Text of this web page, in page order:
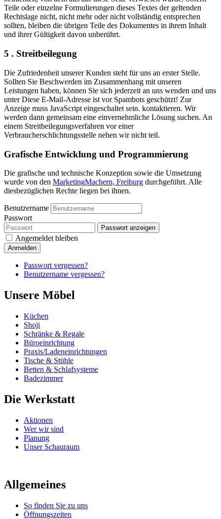
Teile oder einzelne Formulierungen dieses Textes der geltenden
Rechtslage nicht, nicht mehr oder nicht vollständig entsprechen
sollten, bleiben die übrigen Teile des Dokumentes in ihrem Inhalt
und ihrer Gültigkeit davon unberührt.
5 . Streitbeilegung
Die Zufriedenheit unserer Kunden steht für uns an erster Stelle.
Sollten Sie Beschwerden im Zusammenhang mit unseren
Leistungen haben, können Sie sich jederzeit an uns wenden und uns
unterDiese E-Mail-Adresse ist vor Spambots geschützt! Zur
Anzeige muss JavaScript eingeschaltet sein. kontaktieren. Wir
werden dann gemeinsam eine einvernehmliche Lösung suchen. An
einem Streitbeilegungsverfahren vor einer
Verbraucherschlichtungsstelle nehen wir nicht teil.
Grafische Entwicklung und Programmierung
Die grafische und technische Konzeption sowie die Umsetzung
wurde von den MarketingMachern, Freiburg durchgeführt. Alle
diesbezüglichen Rechte liegen bei ihnen.
Benutzername
Passwort
Passwort anzeigen
Angemeldet bleiben
Anmelden
Passwort vergessen?
Benutzername vergessen?
Unsere Möbel
Küchen
Shoji
Schränke & Regale
Büroeinrichtung
Praxis/Ladeneinrichtungen
Tische & Stühle
Betten & Schlafsysteme
Badezimmer
Die Werkstatt
Aktionen
Wer wir sind
Planung
Unser Schauraum
Allgemeines
So finden Sie zu uns
Öffnungszeiten